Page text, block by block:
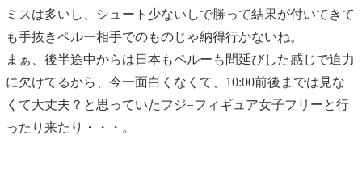
ミスは多いし、シュート少ないしで勝って結果が付いてきて
も手抜きペルー相手でのものじゃ納得行かないね。
まぁ、後半途中からは日本もペルーも間延びした感じで迫力
に欠けてるから、今一面白くなくて、10:00前後までは見な
くて大丈夫？と思っていたフジ=フィギュア女子フリーと行
ったり来たり・・・。